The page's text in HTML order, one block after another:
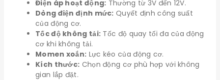
Điện áp hoạt động: Thường từ 3V đến 12V.
Dòng điện định mức: Quyết định công suất
của động cơ.
Tốc độ không tải: Tốc độ quay tối đa của động
cơ khi không tải.
Momen xoắn: Lực kéo của động cơ.
Kích thước: Chọn động cơ phù hợp với không
gian lắp đặt.